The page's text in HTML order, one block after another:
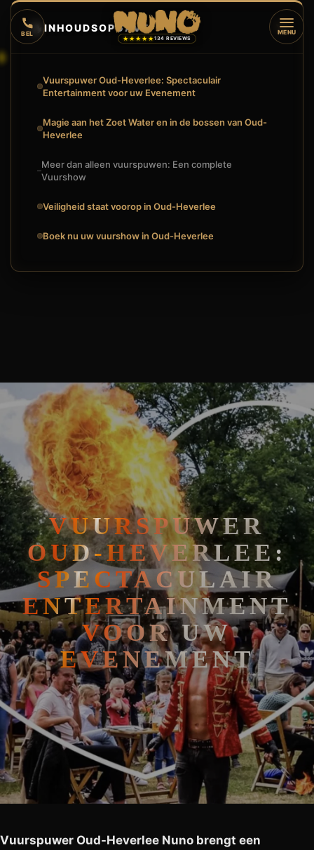
BEL
★★★★★134 REVIEWS
MENU
🔥INHOUDSOPGAVE ▼
Vuurspuwer Oud-Heverlee: Spectaculair
Entertainment voor uw Evenement
Magie aan het Zoet Water en in de bossen van Oud-
Heverlee
Meer dan alleen vuurspuwen: Een complete
Vuurshow
Veiligheid staat voorop in Oud-Heverlee
Boek nu uw vuurshow in Oud-Heverlee
VUURSPUWER
OUD-HEVERLEE:
SPECTACULAIR
ENTERTAINMENT
VOOR UW
EVENEMENT
Vuurspuwer Oud-Heverlee Nuno brengt een